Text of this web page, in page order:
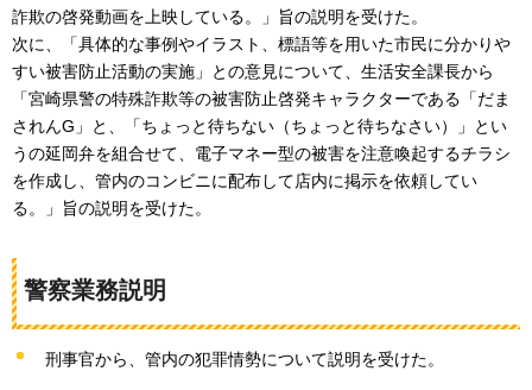
詐欺の啓発動画を上映している。」旨の説明を受けた。
次に、「具体的な事例やイラスト、標語等を用いた市民に分かりや
すい被害防止活動の実施」との意見について、生活安全課長から
「宮崎県警の特殊詐欺等の被害防止啓発キャラクターである「だま
されんG」と、「ちょっと待ちない（ちょっと待ちなさい）」とい
うの延岡弁を組合せて、電子マネー型の被害を注意喚起するチラシ
を作成し、管内のコンビニに配布して店内に掲示を依頼してい
る。」旨の説明を受けた。
警察業務説明
刑事官から、管内の犯罪情勢について説明を受けた。